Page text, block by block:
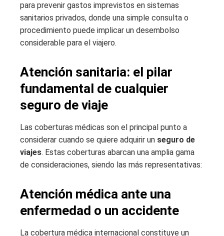
para prevenir gastos imprevistos en sistemas
sanitarios privados, donde una simple consulta o
procedimiento puede implicar un desembolso
considerable para el viajero.
Atención sanitaria: el pilar
fundamental de cualquier
seguro de viaje
Las coberturas médicas son el principal punto a
considerar cuando se quiere adquirir un seguro de
viajes. Estas coberturas abarcan una amplia gama
de consideraciones, siendo las más representativas:
Atención médica ante una
enfermedad o un accidente
La cobertura médica internacional constituye un